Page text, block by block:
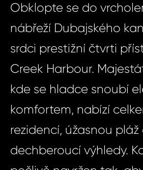
Obklopte se do
nábřeží Dubajského
srdci prestižní čtvrti
Creek Harbour.
kde se hladce snoubí
komfortem, nabízí
rezidencí, úžasnou pláž
dechberoucí výhledy.